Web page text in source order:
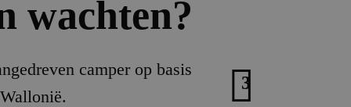
wachten?
camper op basis
3